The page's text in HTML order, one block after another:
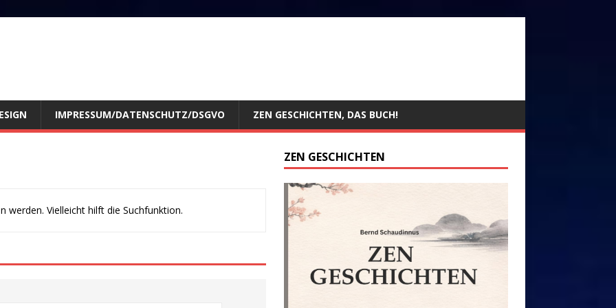
IMPRESSUM/DATENSCHUTZ/DSGVO ZEN GESCHICHTEN, DAS BUCH!
werden. Vielleicht hilft die Suchfunktion.
ZEN GESCHICHTEN